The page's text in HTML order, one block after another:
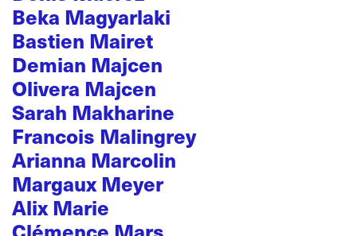
Beka Magyarlaki
Bastien Mairet
Demian Majcen
Olivera Majcen
Sarah Makharine
Francois Malingrey
Arianna Marcolin
Margaux Meyer
Alix Marie